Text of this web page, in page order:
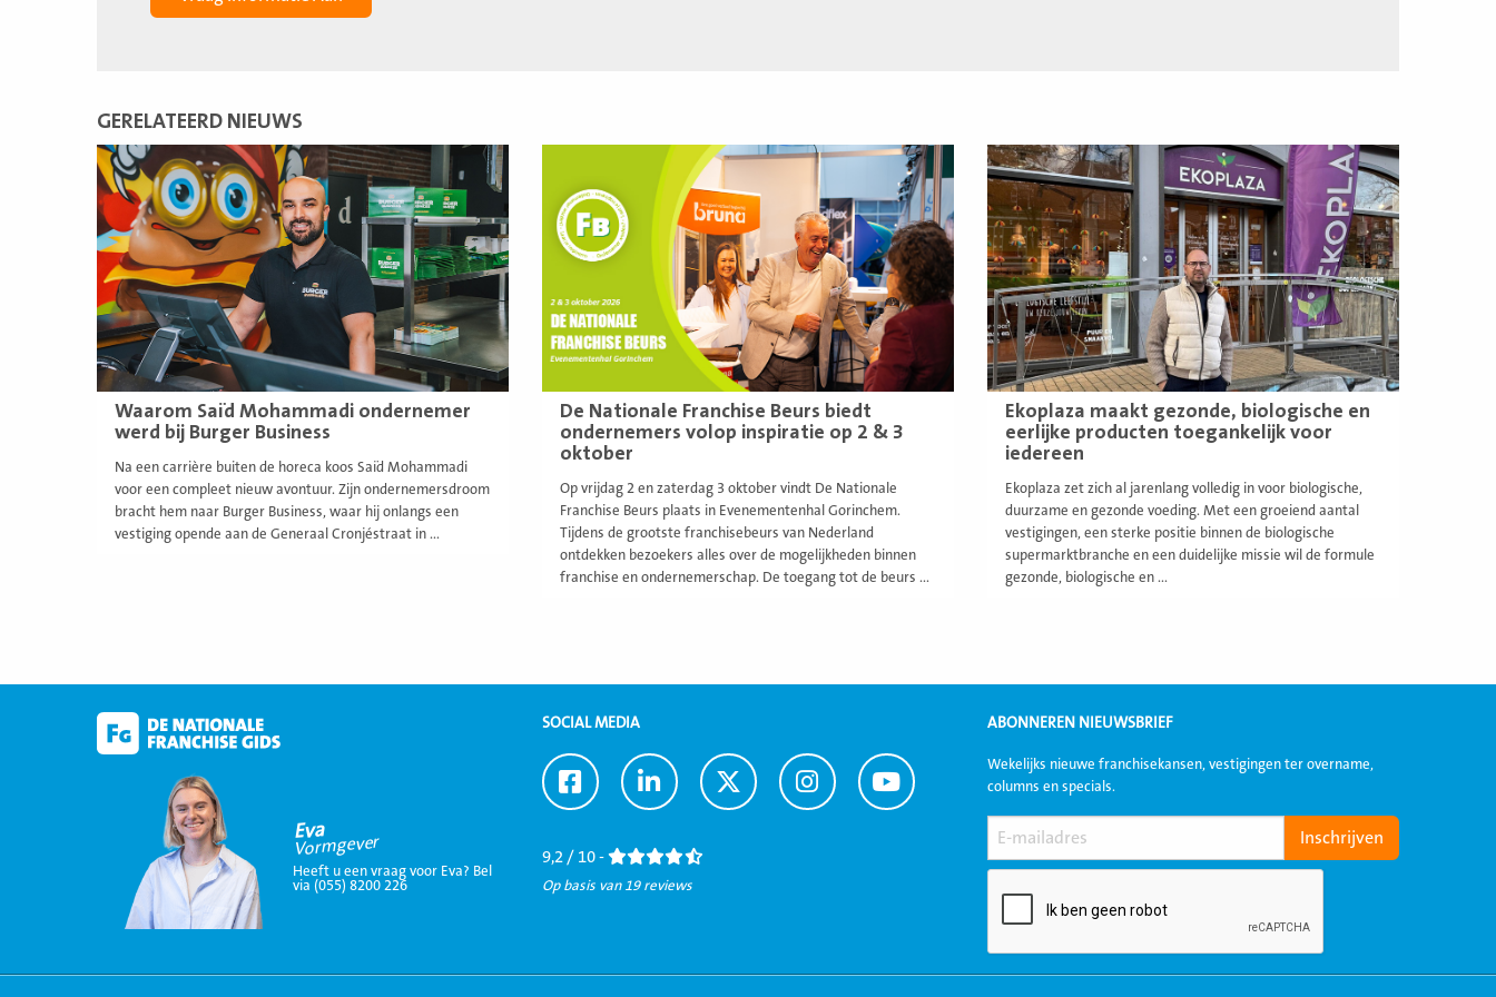
GERELATEERD NIEUWS
Waarom Saïd Mohammadi ondernemer
werd bij Burger Business
Na een carrière buiten de horeca koos Saïd Mohammadi
voor een compleet nieuw avontuur. Zijn ondernemersdroom
bracht hem naar Burger Business, waar hij onlangs een
vestiging opende aan de Generaal Cronjéstraat in ...
Lees
meer
De Nationale Franchise Beurs biedt
ondernemers volop inspiratie op 2 & 3
oktober
Op vrijdag 2 en zaterdag 3 oktober vindt De Nationale
Franchise Beurs plaats in Evenementenhal Gorinchem.
Tijdens de grootste franchisebeurs van Nederland
ontdekken bezoekers alles over de mogelijkheden binnen
franchise en ondernemerschap. De toegang tot de beurs ...
Ekoplaza maakt gezonde, biologische en
eerlijke producten toegankelijk voor
iedereen
Ekoplaza zet zich al jarenlang volledig in voor biologische,
duurzame en gezonde voeding. Met een groeiend aantal
vestigingen, een sterke positie binnen de biologische
supermarktbranche en een duidelijke missie wil de formule
gezonde, biologische en ...
Lees
meer
Eva
Vormgever
Heeft u een vraag voor Eva? Bel
via (055) 8200 226
SOCIAL MEDIA
Ga
naar
Ga
naar
Ga
naar
Ga
naar
Ga
naar
9,2 / 10 -
Op basis van 19 reviews
ABONNEREN NIEUWSBRIEF
Wekelijks nieuwe franchisekansen, vestigingen ter overname,
columns en specials.